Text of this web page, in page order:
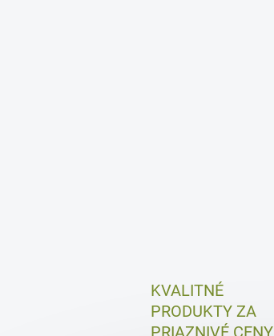
KVALITNÉ
PRODUKTY ZA